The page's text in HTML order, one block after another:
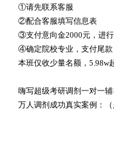
①请先联系客服
②配合客服填写信息表
③支付意向金2000元，进
④确定院校专业，支付尾款
本班仅收少量名额，5.98w
嗨写超级考研调剂一对一
万人调剂成功真实案例：（